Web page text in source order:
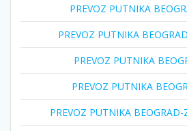
PREVOZ PUTNIKA
PREVOZ PUTNIKA
PREVOZ PUTNIKA
PREVOZ PUTNIKA
PREVOZ PUTNIKA